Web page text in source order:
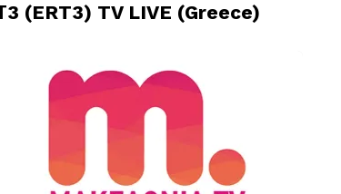
(ERT3) TV LIVE (Greece)